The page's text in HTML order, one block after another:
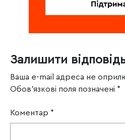
Залишити
Ваша e-mail адреса не
Обов’язкові поля позначені *
Коментар *